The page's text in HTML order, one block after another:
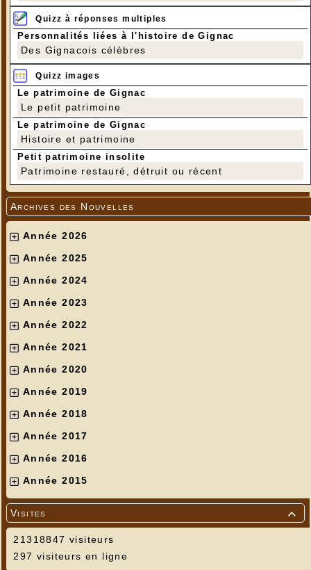
Quizz à réponses multiples
Personnalités liées à l'histoire de Gignac
Des Gignacois célèbres
Quizz images
Le patrimoine de Gignac
Le petit patrimoine
Le patrimoine de Gignac
Histoire et patrimoine
Petit patrimoine insolite
Patrimoine restauré, détruit ou récent
Archives des Nouvelles
Année 2026
Année 2025
Année 2024
Année 2023
Année 2022
Année 2021
Année 2020
Année 2019
Année 2018
Année 2017
Année 2016
Année 2015

Visites
21318847 visiteurs
297 visiteurs en ligne